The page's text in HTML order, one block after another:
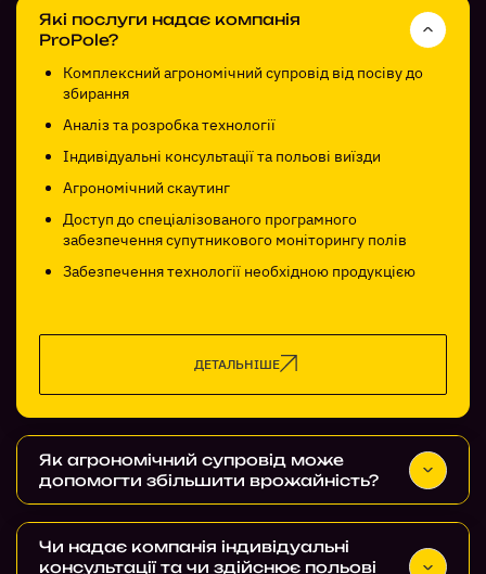
Які послуги надає компанія
ProPole?
Комплексний агрономічний супровід від посіву до
збирання
Аналіз та розробка технології
Індивідуальні консультації та польові виїзди
Агрономічний скаутинг
Доступ до спеціалізованого програмного
забезпечення супутникового моніторингу полів
Забезпечення технології необхідною продукцією
ДЕТАЛЬНІШЕ
Як агрономічний супровід може
допомогти збільшити врожайність?
щодо використання добрив. Це, в свою чергу,
Чи надає компанія індивідуальні
консультації та чи здійснює польові